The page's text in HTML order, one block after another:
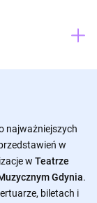
najważniejszych
w
w Teatrze
Gdynia.
biletach i